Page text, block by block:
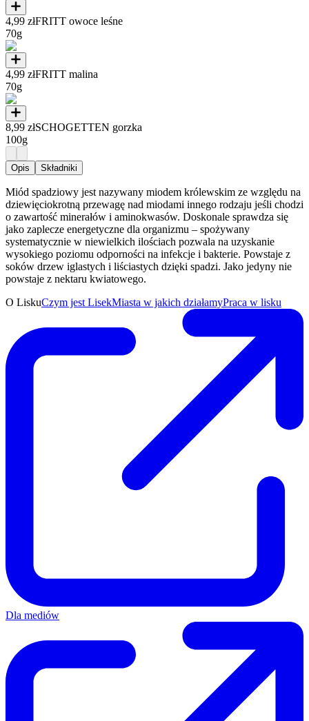
4,99 złFRITT owoce leśne
70g
4,99 złFRITT malina
70g
8,99 złSCHOGETTEN gorzka
100g
Opis Składniki
Miód spadziowy jest nazywany miodem królewskim ze względu na
dziewięciokrotną przewagę nad miodami innego rodzaju jeśli chodzi
o zawartość minerałów i aminokwasów. Doskonale sprawdza się
jako zaplecze energetyczne dla organizmu – spożywany
systematycznie w niewielkich ilościach pozwala na uzyskanie
wysokiego poziomu odporności na infekcje i bakterie. Powstaje z
soków drzew iglastych i liściastych dzięki spadzi. Jako jedyny nie
powstaje z nektaru kwiatowego.
O LiskuCzym jest LisekMiasta w jakich działamyPraca w lisku
Dla mediów